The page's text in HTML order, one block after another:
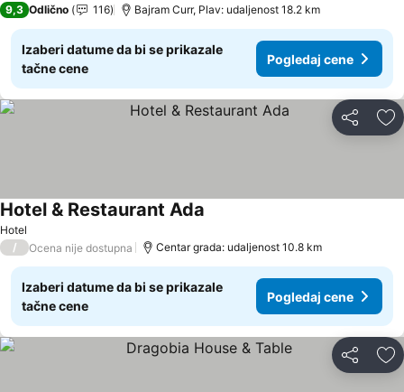
9,3 Odlično 116 Bajram Curr, Plav: udaljenost 18.2 km
Izaberi datume da bi se prikazale
tačne cene
Pogledaj cene
Deli
Hotel
Hotel & Restaurant Ada
/ Ocena nije dostupna Centar grada: udaljenost 10.8 km
Izaberi datume da bi se prikazale
tačne cene
Pogledaj cene
Deli